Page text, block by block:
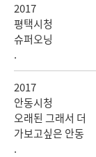
2017
평택시청
슈퍼오닝
.
2017
안동시청
오래된 그래서 더
가보고싶은 안동
.